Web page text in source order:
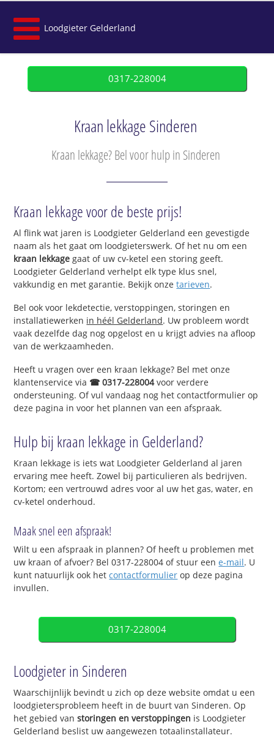
Loodgieter Gelderland
0317-228004
Kraan lekkage Sinderen
Kraan lekkage? Bel voor hulp in Sinderen
Kraan lekkage voor de beste prijs!
Al flink wat jaren is Loodgieter Gelderland een gevestigde
naam als het gaat om loodgieterswerk. Of het nu om een
kraan lekkage gaat of uw cv-ketel een storing geeft.
Loodgieter Gelderland verhelpt elk type klus snel,
vakkundig en met garantie. Bekijk onzetarieven.
Bel ook voor lekdetectie, verstoppingen, storingen en
installatiewerken in héél Gelderland. Uw probleem wordt
vaak dezelfde dag nog opgelost en u krijgt advies na afloop
van de werkzaamheden.
Heeft u vragen over een kraan lekkage? Bel met onze
klantenservice via ☎ 0317-228004voor verdere
ondersteuning. Of vul vandaag nog het contactformulier op
deze pagina in voor het plannen van een afspraak.
Hulp bij kraan lekkage in Gelderland?
Kraan lekkage is iets wat Loodgieter Gelderland al jaren
ervaring mee heeft. Zowel bij particulieren als bedrijven.
Kortom; een vertrouwd adres voor al uw het gas, water, en
cv-ketel onderhoud.
Maak snel een afspraak!
Wilt u een afspraak in plannen? Of heeft u problemen met
uw kraan of afvoer? Bel 0317-228004 of stuur eene-mail. U
kunt natuurlijk ook hetcontactformulier op deze pagina
invullen.
0317-228004
Loodgieter in Sinderen
Waarschijnlijk bevindt u zich op deze website omdat u een
loodgietersprobleem heeft in de buurt van Sinderen. Op
het gebied vanstoringen en verstoppingen is Loodgieter
Gelderland beslist uw aangewezen totaalinstallateur.